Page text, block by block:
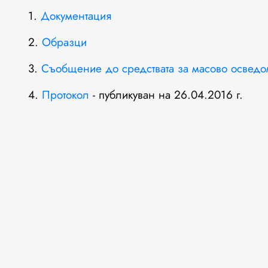
1. Документация
2. Образци
3. Съобщение до средствата за масово
4. Протокол - публикуван на 26.04.2016 г.